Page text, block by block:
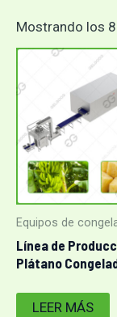
Mostrando los
Equipos de
Línea de
Plátano
LEER MÁS